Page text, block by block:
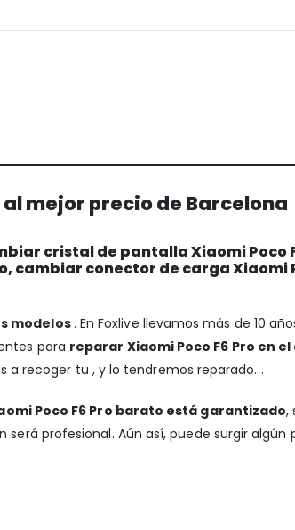
mejor precio de Barcelona
cristal de pantalla Xiaomi
cambiar conector de carga
modelos. En Foxlive llevamos más de 10
para reparar Xiaomi Poco F6 Pro en
a recoger tu , y lo tendremos reparado. .
Poco F6 Pro barato está garantizado,
profesional. Aún así, puede surgir algún